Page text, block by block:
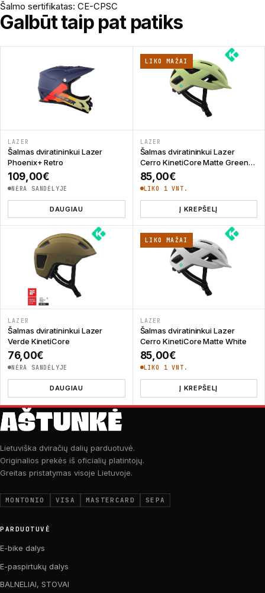
Šalmo sertifikatas: CE-CPSC
Galbūt taip pat patiks
LAZER
Šalmas dviratininkui Lazer
Phoenix+ Retro
109,00€
NĖRA SANDĖLYJE
DAUGIAU
LIKO MAŽAI
LAZER
Šalmas dviratininkui Lazer
Cerro KinetiCore Matte Green
Mango
85,00€
LIKO 1 VNT.
Į KREPŠELĮ
LAZER
Šalmas dviratininkui Lazer
Verde KinetiCore
76,00€
NĖRA SANDĖLYJE
DAUGIAU
LIKO MAŽAI
LAZER
Šalmas dviratininkui Lazer
Cerro KinetiCore Matte White
85,00€
LIKO 1 VNT.
Į KREPŠELĮ
Lietuviška dviračių dalių parduotuvė.
Originalios prekės iš oficialių platintojų.
Greitas pristatymas visoje Lietuvoje.
MONTONIO VISA MASTERCARD SEPA
PARDUOTUVĖ
E-bike dalys
E-paspirtukų dalys
BALNELIAI, STOVAI